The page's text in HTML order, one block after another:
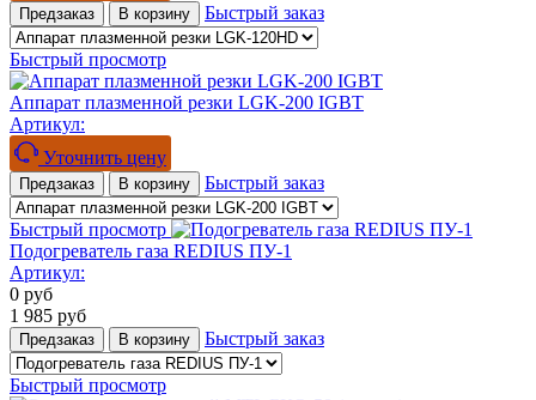
Предзаказ В корзину Быстрый заказ
Быстрый просмотр
Аппарат плазменной резки LGK-200 IGBT
Артикул:
Уточнить цену
Предзаказ В корзину Быстрый заказ
Быстрый просмотр
Подогреватель газа REDIUS ПУ-1
Артикул:
0 руб
1 985 руб
Предзаказ В корзину Быстрый заказ
Быстрый просмотр